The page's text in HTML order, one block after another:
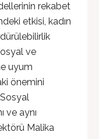
rekabet
etkisi, kadın
ve
uyum
önemini
ve aynı
Malika